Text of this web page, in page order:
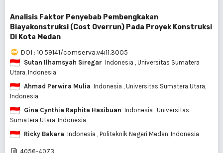
Analisis Faktor Penyebab Pembengkakan
Biayakonstruksi (Cost Overrun) Pada Proyek Konstruksi
Di Kota Medan
DOI : 10.59141/comserva.v4i11.3005
Sutan Ilhamsyah Siregar Indonesia , Universitas Sumatera
Utara, Indonesia
Ahmad Perwira Mulia Indonesia , Universitas Sumatera Utara,
Indonesia
Gina Cynthia Raphita Hasibuan Indonesia , Universitas
Sumatera Utara, Indonesia
Ricky Bakara Indonesia , Politeknik Negeri Medan, Indonesia
4056-4073